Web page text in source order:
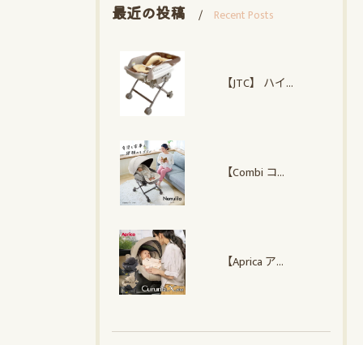
最近の投稿 Recent Posts
【JTC】 ハイローオートスイングラック
【Combi コンビ】 ネムリラ Auto plus NS
【Aprica アップリカ】クルリラ エックス プラスAC